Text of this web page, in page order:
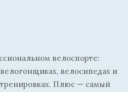
велоспорте:
велогонщиках, велосипедах и
Плюс — самый